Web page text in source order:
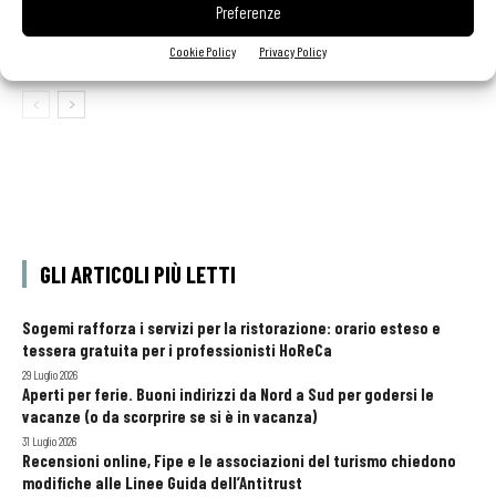
Preferenze
Cookie Policy Privacy Policy
godersi le vacanze (o da scorprire se si è in
vacanza)
GLI ARTICOLI PIÙ LETTI
Sogemi rafforza i servizi per la ristorazione: orario esteso e
tessera gratuita per i professionisti HoReCa
29 Luglio 2026
Aperti per ferie. Buoni indirizzi da Nord a Sud per godersi le
vacanze (o da scorprire se si è in vacanza)
31 Luglio 2026
Recensioni online, Fipe e le associazioni del turismo chiedono
modifiche alle Linee Guida dell’Antitrust